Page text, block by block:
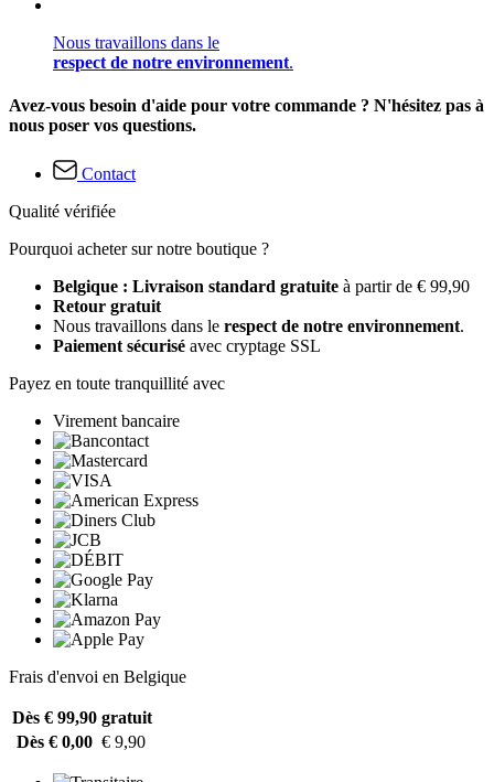
Nous travaillons dans le
respect de notre environnement.
Avez-vous besoin d'aide pour votre commande ? N'hésitez pas à
nous poser vos questions.
Contact
Qualité vérifiée
Pourquoi acheter sur notre boutique ?
Belgique : Livraison standard gratuite à partir de € 99,90
Retour gratuit
Nous travaillons dans le respect de notre environnement.
Paiement sécurisé avec cryptage SSL
Payez en toute tranquillité avec
Virement bancaire
Frais d'envoi en Belgique
Dès € 99,90 gratuit
Dès € 0,00 € 9,90